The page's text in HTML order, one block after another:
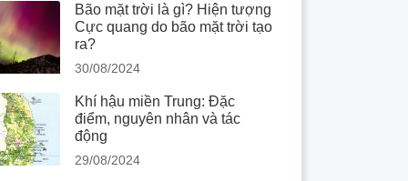
Bão mặt trời là gì? Hiện tượng
Cực quang do bão mặt trời tạo
ra?
30/08/2024
Khí hậu miền Trung: Đặc
điểm, nguyên nhân và tác
động
29/08/2024